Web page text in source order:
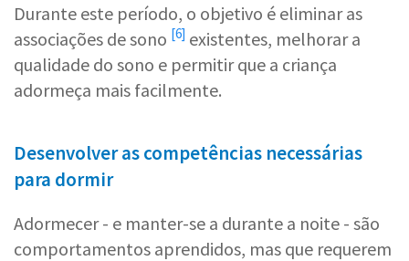
Durante este período, o objetivo é eliminar as
associações de sono [6] existentes, melhorar a
qualidade do sono e permitir que a criança
adormeça mais facilmente.
Desenvolver as competências necessárias
para dormir
Adormecer - e manter-se a durante a noite - são
comportamentos aprendidos, mas que requerem